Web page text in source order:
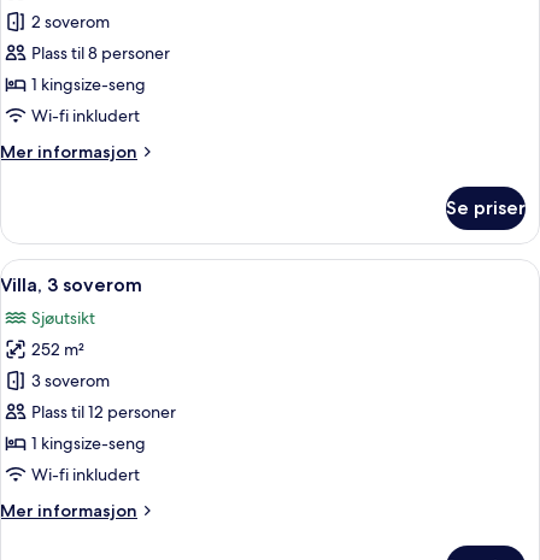
Villa,
2
soverom
2 soverom
Plass til 8 personer
1 kingsize-seng
Wi-fi inkludert
Mer informasjon
Mer
2
soverom
Se priser
Åpne
alle
bildene
av
Villa,
3
soverom
Villa, 3 soverom | Dundyner,
23
Villa, 3 soverom
Sjøutsikt
252 m²
3 soverom
Plass til 12 personer
1 kingsize-seng
Wi-fi inkludert
Mer informasjon
Mer